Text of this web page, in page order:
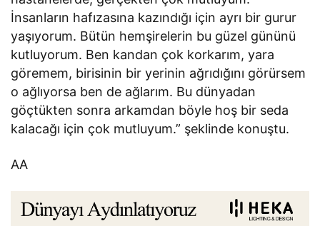
İnsanların hafızasına kazındığı için ayrı bir gurur
yaşıyorum. Bütün hemşirelerin bu güzel gününü
kutluyorum. Ben kandan çok korkarım, yara
göremem, birisinin bir yerinin ağrıdığını görürsem
o ağlıyorsa ben de ağlarım. Bu dünyadan
göçtükten sonra arkamdan böyle hoş bir seda
kalacağı için çok mutluyum.” şeklinde konuştu.
AA